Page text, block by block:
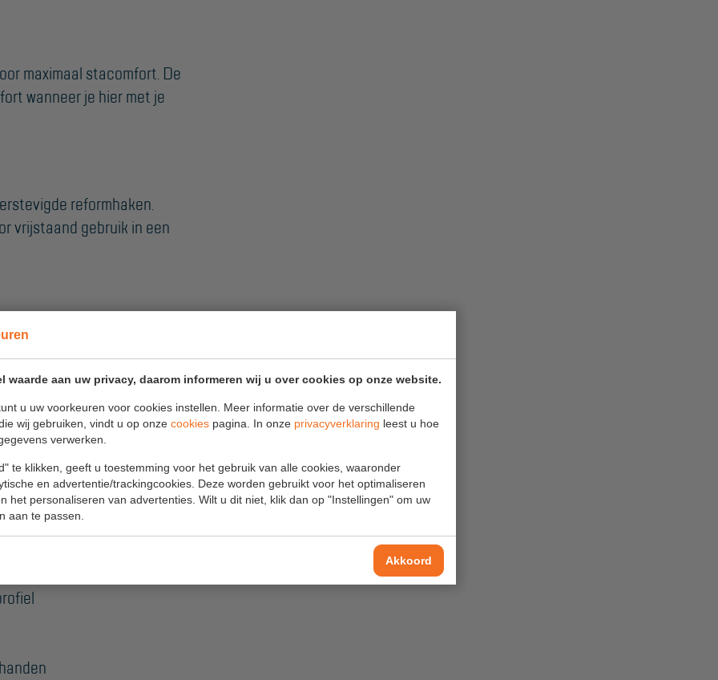
waarde aan uw privacy, daarom informeren wij u over cookies op onze website.
u uw voorkeuren voor cookies instellen. Meer informatie over de verschillende
wij gebruiken, vindt u op onze cookies pagina. In onze privacyverklaring leest u hoe
verwerken.
te klikken, geeft u toestemming voor het gebruik van alle cookies, waaronder
en advertentie/trackingcookies. Deze worden gebruikt voor het optimaliseren
het personaliseren van advertenties. Wilt u dit niet, klik dan op "Instellingen" om uw
aan te passen.
Akkoord
maximaal stacomfort. De
wanneer je hier met je
reformhaken.
vrijstaand gebruik in een
van de
Dit is ideaal voor de
werk wil achterlaten. De
de ladder ook goed
uitvoeringen.
gebruik waar we
:
bomen